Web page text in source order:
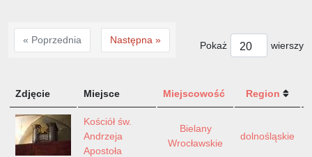
« Poprzednia Następna » Pokaż wierszy
Zdjęcie Miejsce Miejscowość Region
Kościół św.
Andrzeja
Apostoła
Bielany
Wrocławskie
dolnośląskie